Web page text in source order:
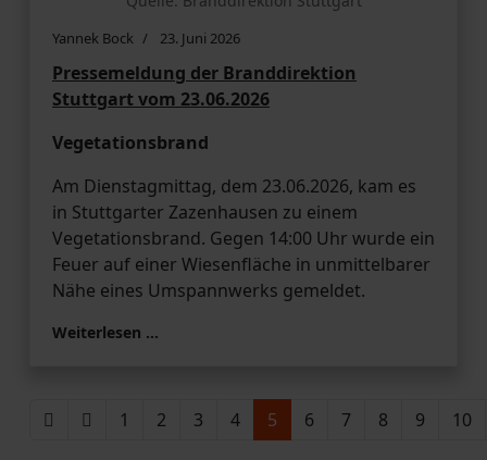
Yannek Bock 23. Juni 2026
Pressemeldung der Branddirektion
Stuttgart vom 23.06.2026
Vegetationsbrand
Am Dienstagmittag, dem 23.06.2026, kam es
in Stuttgarter Zazenhausen zu einem
Vegetationsbrand. Gegen 14:00 Uhr wurde ein
Feuer auf einer Wiesenfläche in unmittelbarer
Nähe eines Umspannwerks gemeldet.
Weiterlesen …
1 2 3 4 5 6 7 8 9 10